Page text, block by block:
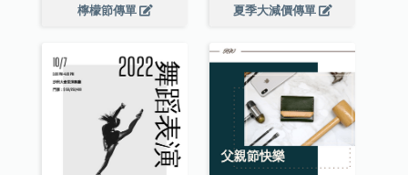
檸檬節傳單 夏季大減價傳單